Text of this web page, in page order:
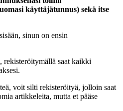
käyttäjätunnus) sekä itse
sinun on ensin
rekisteröitymällä saat kaikki
voit silti rekisteröityä, jolloin saat
artikkeleita, mutta et pääse